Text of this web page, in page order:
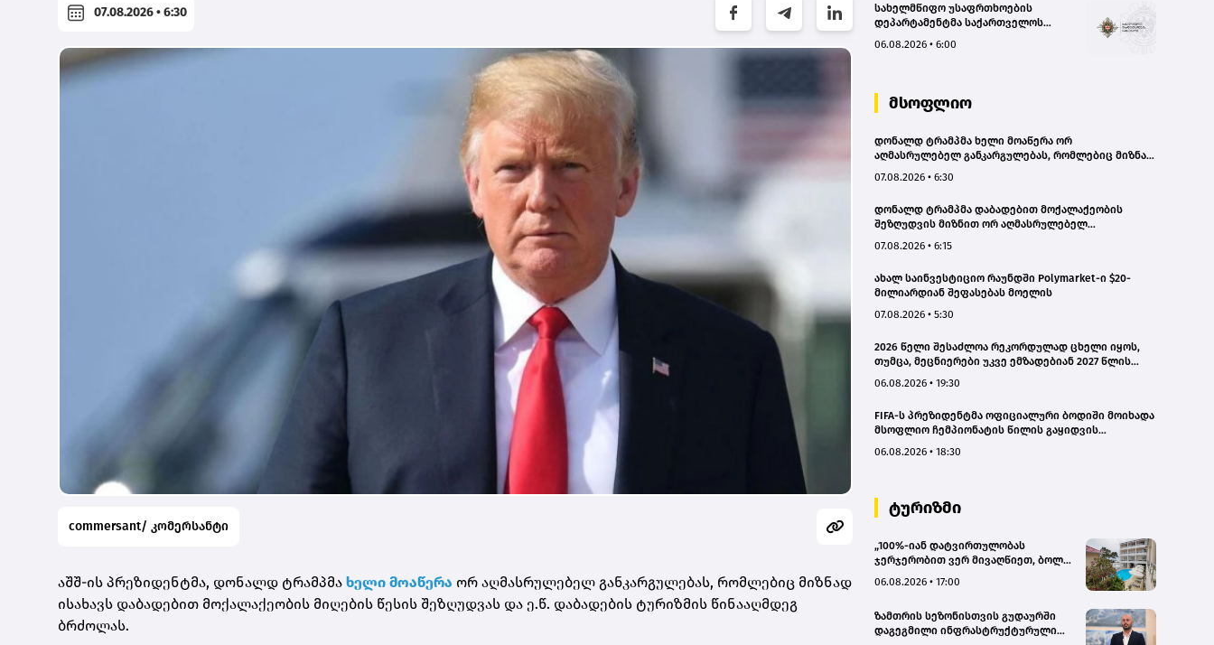
07.08.2026 • 6:30
commersant/ კომერსანტი
აშშ-ის პრეზიდენტმა, დონალდ ტრამპმა ხელი მოაწერა ორ აღმასრულებელ განკარგულებას, რომლებიც მიზნად
ისახავს დაბადებით მოქალაქეობის მიღების წესის შეზღუდვას და ე.წ. დაბადების ტურიზმის წინააღმდეგ
ბრძოლას.
სახელმწიფო უსაფრთხოების
დეპარტამენტმა საქართველოს
საზიანოდ საბოტაჟის მუხლით
06.08.2026 • 6:00
მსოფლიო
დონალდ ტრამპმა ხელი მოაწერა ორ
აღმასრულებელ განკარგულებას, რომლებიც მიზნად
შეზღუდვას
07.08.2026 • 6:30
დონალდ ტრამპმა დაბადებით მოქალაქეობის
შეზღუდვის მიზნით ორ აღმასრულებელ
07.08.2026 • 6:15
ახალ საინვესტიციო რაუნდში Polymarket-ი $20-
მილიარდიან შეფასებას მოელის
07.08.2026 • 5:30
2026 წელი შესაძლოა რეკორდულად ცხელი იყოს,
თუმცა, მეცნიერები უკვე ემზადებიან 2027 წლის
06.08.2026 • 19:30
FIFA-ს პრეზიდენტმა ოფიციალური ბოდიში მოიხადა
მსოფლიო ჩემპიონატის წილის გაყიდვის
06.08.2026 • 18:30
ტურიზმი
„100%-იან დატვირთულობას
ჯერჯერობით ვერ მივაღწიეთ, ბოლო
გაუქმდა“ - Kobuleti Beach Club
06.08.2026 • 17:00
ზამთრის სეზონისთვის გუდაურში
დაგეგმილი ინფრასტრუქტურული